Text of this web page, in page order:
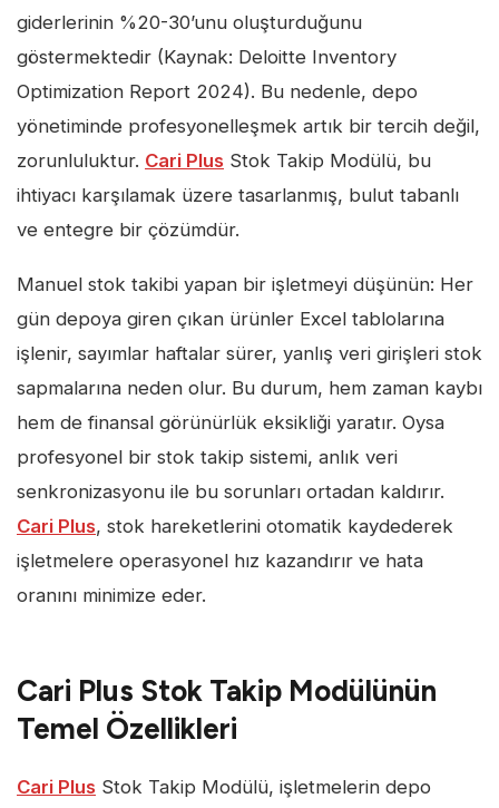
giderlerinin %20-30’unu oluşturduğunu
göstermektedir (Kaynak: Deloitte Inventory
Optimization Report 2024). Bu nedenle, depo
yönetiminde profesyonelleşmek artık bir tercih değil,
zorunluluktur. Cari Plus Stok Takip Modülü, bu
ihtiyacı karşılamak üzere tasarlanmış, bulut tabanlı
ve entegre bir çözümdür.
Manuel stok takibi yapan bir işletmeyi düşünün: Her
gün depoya giren çıkan ürünler Excel tablolarına
işlenir, sayımlar haftalar sürer, yanlış veri girişleri stok
sapmalarına neden olur. Bu durum, hem zaman kaybı
hem de finansal görünürlük eksikliği yaratır. Oysa
profesyonel bir stok takip sistemi, anlık veri
senkronizasyonu ile bu sorunları ortadan kaldırır.
Cari Plus, stok hareketlerini otomatik kaydederek
işletmelere operasyonel hız kazandırır ve hata
oranını minimize eder.
Cari Plus Stok Takip Modülünün
Temel Özellikleri
Cari Plus Stok Takip Modülü, işletmelerin depo